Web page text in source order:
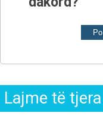
Po
Lajme të tjera